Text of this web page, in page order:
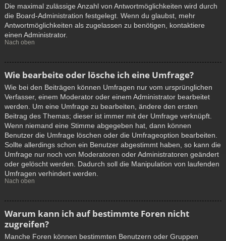
Die maximal zulässige Anzahl von Antwortmöglichkeiten wird durch
die Board-Administration festgelegt. Wenn du glaubst, mehr
Antwortmöglichkeiten als zugelassen zu benötigen, kontaktiere
einen Administrator.
Nach oben
Wie bearbeite oder lösche ich eine Umfrage?
Wie bei den Beiträgen können Umfragen nur vom ursprünglichen
Verfasser, einem Moderator oder einem Administrator bearbeitet
werden. Um eine Umfrage zu bearbeiten, ändere den ersten
Beitrag des Themas; dieser ist immer mit der Umfrage verknüpft.
Wenn niemand eine Stimme abgegeben hat, dann können
Benutzer die Umfrage löschen oder die Umfrageoption bearbeiten.
Sollte allerdings schon ein Benutzer abgestimmt haben, so kann die
Umfrage nur noch von Moderatoren oder Administratoren geändert
oder gelöscht werden. Dadurch soll die Manipulation von laufenden
Umfragen verhindert werden.
Nach oben
Warum kann ich auf bestimmte Foren nicht
zugreifen?
Manche Foren können bestimmten Benutzern oder Gruppen